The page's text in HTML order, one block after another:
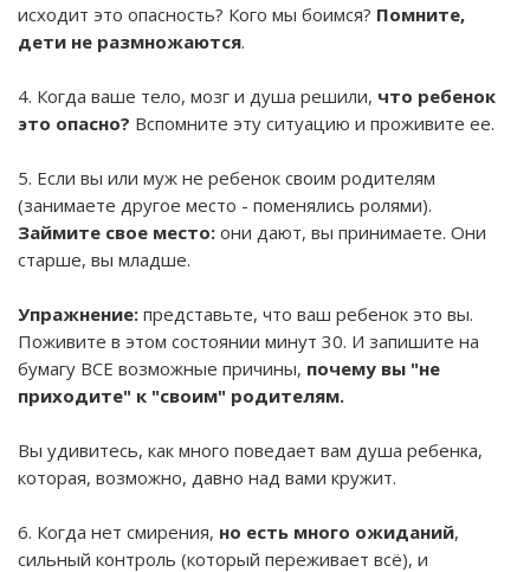
исходит это опасность? Кого мы боимся? Помните,
дети не размножаются.
4. Когда ваше тело, мозг и душа решили, что ребенок
это опасно? Вспомните эту ситуацию и проживите ее.
5. Если вы или муж не ребенок своим родителям
(занимаете другое место - поменялись ролями).
Займите свое место: они дают, вы принимаете. Они
старше, вы младше.
Упражнение: представьте, что ваш ребенок это вы.
Поживите в этом состоянии минут 30. И запишите на
бумагу ВСЕ возможные причины, почему вы "не
приходите" к "своим" родителям.
Вы удивитесь, как много поведает вам душа ребенка,
которая, возможно, давно над вами кружит.
6. Когда нет смирения, но есть много ожиданий,
сильный контроль (который переживает всё), и